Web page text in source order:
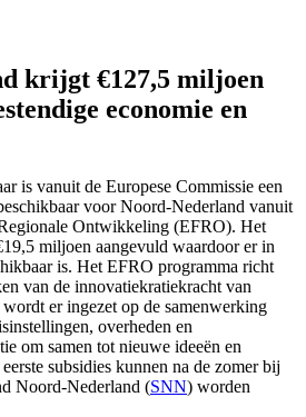
krijgt €127,5 miljoen
economie en
is vanuit de Europese Commissie een
voor Noord-Nederland vanuit
Ontwikkeling (EFRO). Het
miljoen aangevuld waardoor er in
is. Het EFRO programma richt
van de innovatiekratiekracht van
er ingezet op de samenwerking
overheden en
om samen tot nieuwe ideeën en
subsidies kunnen na de zomer bij
Noord-Nederland (SNN) worden